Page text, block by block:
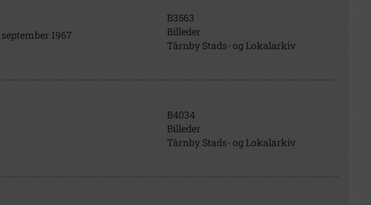
1967
B3563
Billeder
Tårnby Stads- og Lokalarkiv
B4034
Billeder
Tårnby Stads- og Lokalarkiv